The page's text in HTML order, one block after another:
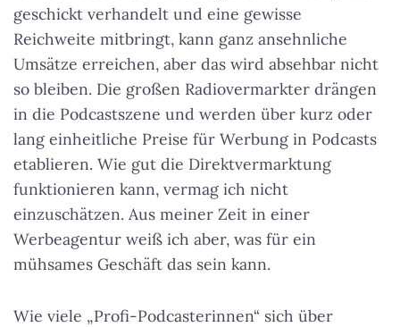
geschickt verhandelt und eine gewisse
Reichweite mitbringt, kann ganz ansehnliche
Umsätze erreichen, aber das wird absehbar nicht
so bleiben. Die großen Radiovermarkter drängen
in die Podcastszene und werden über kurz oder
lang einheitliche Preise für Werbung in Podcasts
etablieren. Wie gut die Direktvermarktung
funktionieren kann, vermag ich nicht
einzuschätzen. Aus meiner Zeit in einer
Werbeagentur weiß ich aber, was für ein
mühsames Geschäft das sein kann.
Wie viele „Profi-Podcasterinnen“ sich über